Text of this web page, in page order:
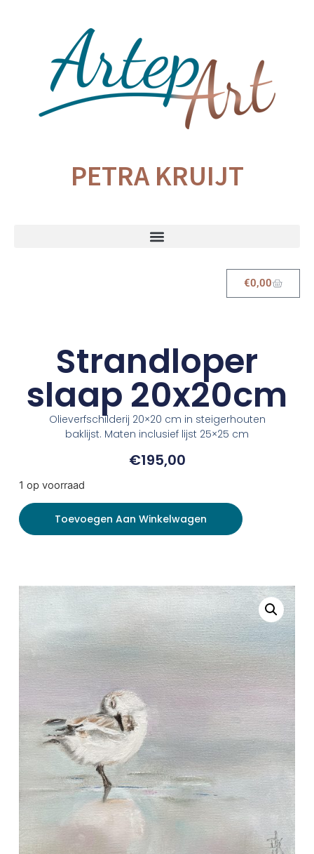
PETRA KRUIJT
€0,00
Strandloper
slaap 20x20cm
Olieverfschilderij 20×20 cm in steigerhouten
baklijst. Maten inclusief lijst 25×25 cm
€195,00
1 op voorraad
Toevoegen Aan Winkelwagen